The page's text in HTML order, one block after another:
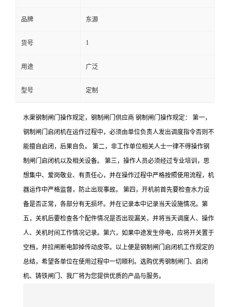
品牌 东源
货号 1
用途 广泛
型号 定制
水渠钢制闸门操作规定，钢制闸门供应商 钢制闸门操作规定： 第一，
钢制闸门启闭机在运作过程中，必须由单位负责人发出调度指令否则不
能擅自启闭，后果自负。 第二，非工作单位相关人士一律不得操作钢
制闸门启闭机以及相关设备。 第三，操作人员必须经过专业培训，思
想集中、爱岗敬业、有责任心，并在操作过程中严格按照使用流程，机
器运作中严格监督，防止出现事故。 第四，开机前首先要检查水力设
备是否正常，各部分有无损坏。并在记录本中记录当天设施情况。第
五，关机后要检查各个配件情况是否出现漏关，并将当天调度人、操作
人、关机时间工作情况记录。第六，如果中途发生停电，应将开关置于
空档，并拉闸断电卸掉传动皮带。以上便是钢制闸门启闭机工作规定的
总结，希望各单位在使用过程中一切顺利。选购优秀钢制闸门、启闭
机、铸铁闸门、我厂将为您提供优质的产品与服务。